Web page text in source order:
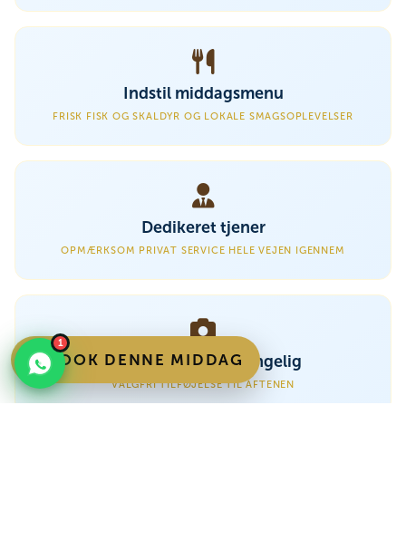
Indstil middagsmenu
FRISK FISK OG SKALDYR OG LOKALE SMAGSOPLEVELSER
Dedikeret tjener
OPMÆRKSOM PRIVAT SERVICE HELE VEJEN IGENNEM
Fotografering tilgængelig
VALGFRI TILFØJELSE TIL AFTENEN
BOOK DENNE MIDDAG
1